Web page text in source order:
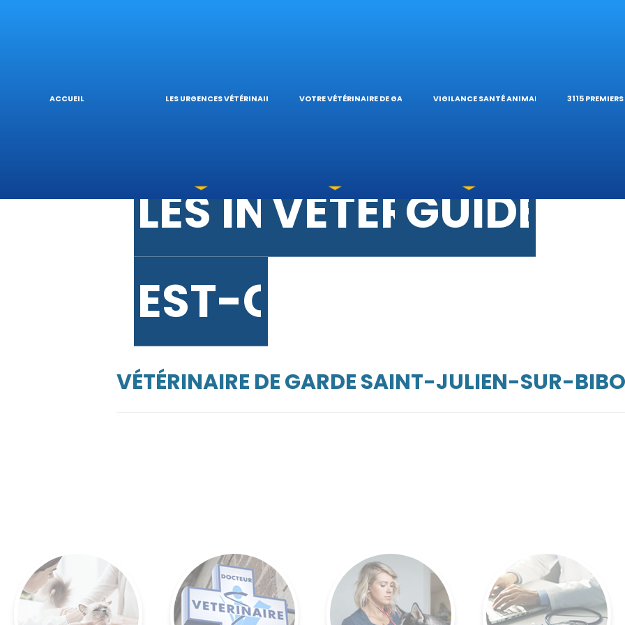
ACCUEIL LES URGENCES VÉTÉRINAIRES
URGENCES
LES INTOXICATIONS
EST-CE UNE
VOTRE VÉTÉRINAIRE DE GARDE
L’HÔPITAL
VÉTÉRINAIRES
VIGILANCE SANTÉ ANIMALE
GUIDES
3115
VÉTÉRINAIRE DE GARDE SAINT-JULIEN-SUR-